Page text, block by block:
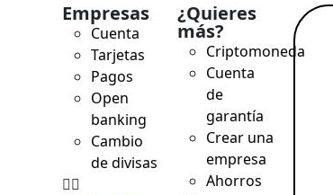
Empresas
Cuenta
Tarjetas
Pagos
Open
banking
Cambio
de divisas
¿Quieres
más?
Criptomoneda
Cuenta
de
garantía
Crear una
empresa
Ahorros